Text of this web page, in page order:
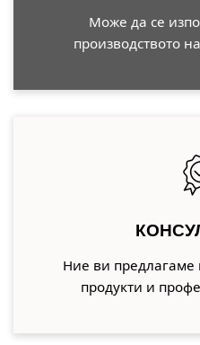
Може да се
производството
Ние ви
продукти и